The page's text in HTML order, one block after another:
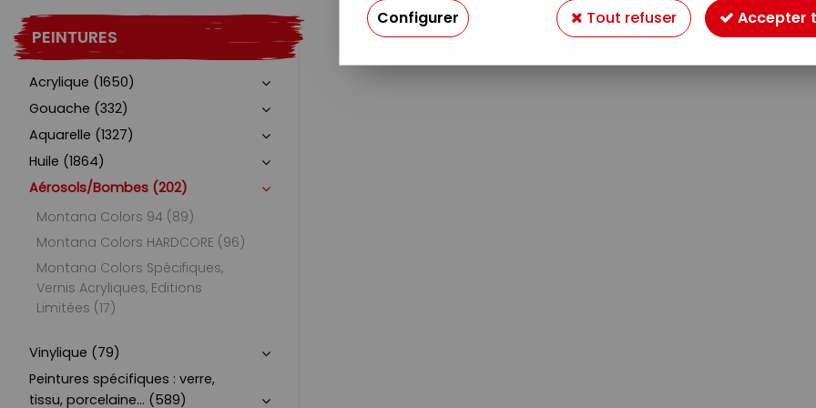
PEINTURES
Acrylique (1650)
Gouache (332)
Aquarelle (1327)
Huile (1864)
Aérosols/Bombes (202)
Montana Colors 94 (89)
Montana Colors HARDCORE (96)
Montana Colors Spécifiques,
Vernis Acryliques, Editions
Limitées (17)
Vinylique (79)
Peintures spécifiques : verre,
tissu, porcelaine... (589)
Configurer Tout refuser Accepter